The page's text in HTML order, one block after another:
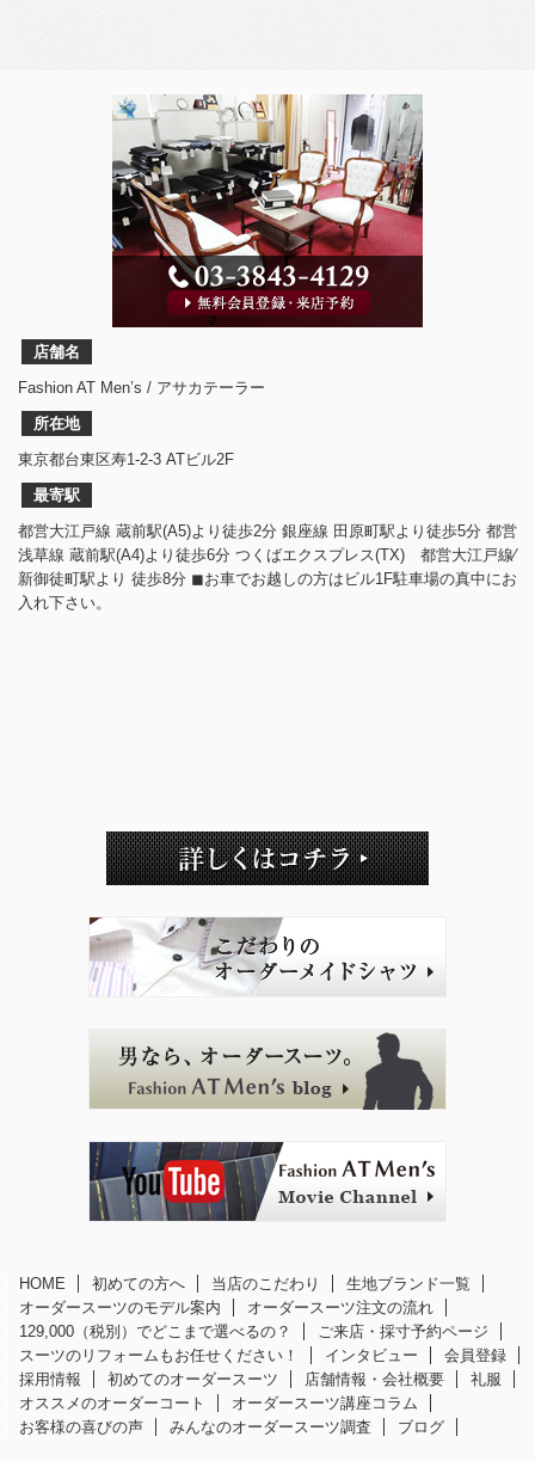
店舗名
Fashion AT Men’s / アサカテーラー
所在地
東京都台東区寿1-2-3 ATビル2F
最寄駅
都営大江戸線 蔵前駅(A5)より徒歩2分 銀座線 田原町駅より徒歩5分 都営
浅草線 蔵前駅(A4)より徒歩6分 つくばエクスプレス(TX) 都営大江戸線⁄
新御徒町駅より 徒歩8分 ◼︎お車でお越しの方はビル1F駐車場の真中にお
入れ下さい。
HOME 初めての方へ 当店のこだわり
生地ブランド一覧
オーダースーツのモデル案内
オーダースーツ注文の流れ
129,000（税別）でどこまで選べるの？
ご来店・採寸予約ページ
スーツのリフォームもお任せください！
インタビュー
会員登録
採用情報
初めてのオーダースーツ 店舗情報・会社概要
礼服
オススメのオーダーコート
オーダースーツ講座コラム
お客様の喜びの声
みんなのオーダースーツ調査 ブログ